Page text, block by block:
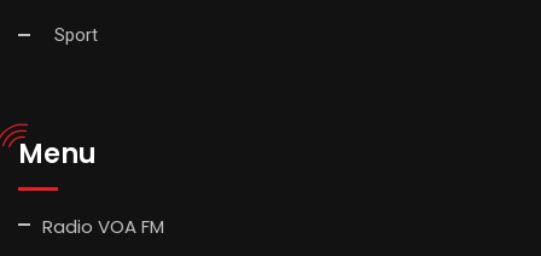
Sport
Menu
Radio VOA FM